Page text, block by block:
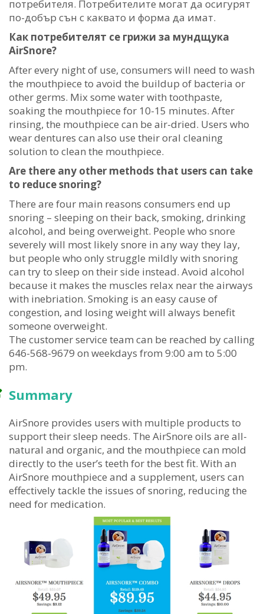
потребителя. Потребителите могат да осигурят
по-добър сън с каквато и форма да имат.
Как потребителят се грижи за мундщука
AirSnore?
After every night of use, consumers will need to wash
the mouthpiece to avoid the buildup of bacteria or
other germs. Mix some water with toothpaste,
soaking the mouthpiece for 10-15 minutes. After
rinsing, the mouthpiece can be air-dried. Users who
wear dentures can also use their oral cleaning
solution to clean the mouthpiece.
Are there any other methods that users can take
to reduce snoring?
There are four main reasons consumers end up
snoring – sleeping on their back, smoking, drinking
alcohol, and being overweight. People who snore
severely will most likely snore in any way they lay,
but people who only struggle mildly with snoring
can try to sleep on their side instead. Avoid alcohol
because it makes the muscles relax near the airways
with inebriation. Smoking is an easy cause of
congestion, and losing weight will always benefit
someone overweight.
The customer service team can be reached by calling
646-568-9679 on weekdays from 9:00 am to 5:00
pm.
Summary
AirSnore provides users with multiple products to
support their sleep needs. The AirSnore oils are all-
natural and organic, and the mouthpiece can mold
directly to the user’s teeth for the best fit. With an
AirSnore mouthpiece and a supplement, users can
effectively tackle the issues of snoring, reducing the
need for medication.